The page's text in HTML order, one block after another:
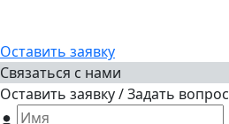
Оставить заявку
Связаться с нами
Оставить заявку / Задать вопрос